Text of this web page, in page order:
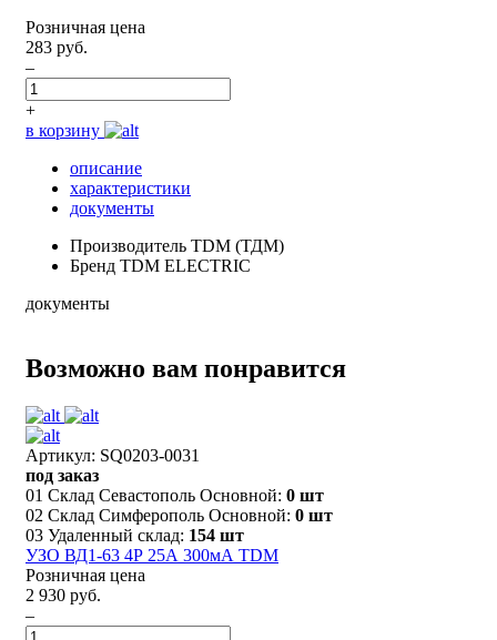
Розничная цена
283 руб.
–
+
в корзину
описание
характеристики
документы
Производитель TDM (ТДМ)
Бренд TDM ELECTRIC
документы
Возможно вам понравится
Артикул: SQ0203-0031
под заказ
01 Склад Севастополь Основной: 0 шт
02 Склад Симферополь Основной: 0 шт
03 Удаленный склад: 154 шт
УЗО ВД1-63 4Р 25А 300мА TDM
Розничная цена
2 930 руб.
–